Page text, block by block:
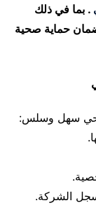
. بما في ذلك
حماية صحية
سهل وسلس:
سجل الشركة.